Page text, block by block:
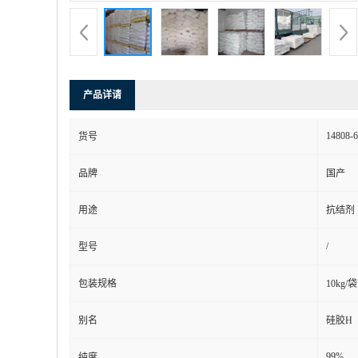
产品详请
货号 14808-
品牌 国产
用途 抗结剂
型号 /
包装规格 10kg/袋
别名 硅胶H